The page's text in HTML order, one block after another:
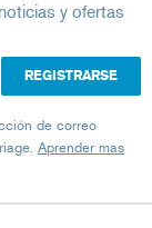
y ofertas
de correo
Aprender mas